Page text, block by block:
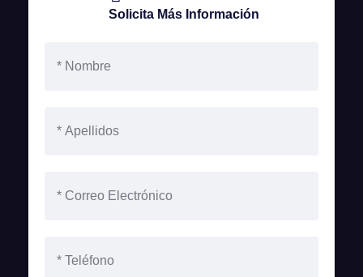
Solicita Más Información